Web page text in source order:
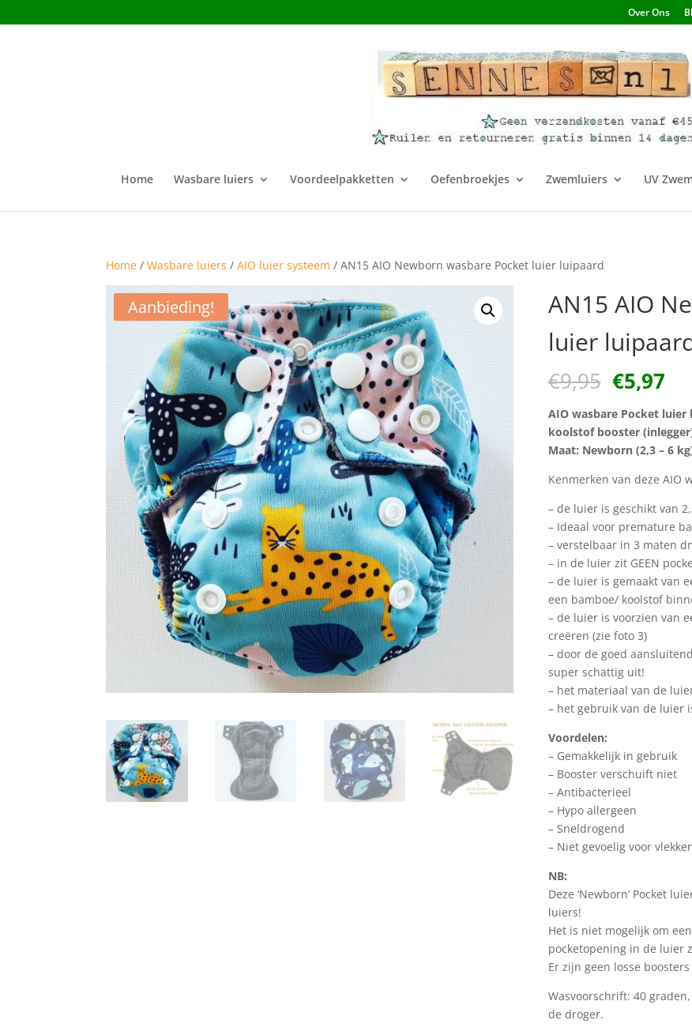
Over Ons
Home Wasbare luiers Voordeelpakketten Oefenbroekjes Zwemluiers UV
Home /Wasbare luiers /AIO luier systeem / AN15 AIO Newborn wasbare Pocket luier luipaard
Aanbieding!
AN15 AIO
luier
€9,95
prijs
was:
€9,95.
€5,97
is:
AIO wasbare Pocket
koolstof booster
Maat: Newborn (2,3 – 6
Kenmerken van deze AIO
– de luier is geschikt van
– Ideaal voor premature
– verstelbaar in 3 maten
– in de luier zit GEEN
– de luier is gemaakt van
een bamboe/ koolstof
– de luier is voorzien van
creëren (zie foto 3)
– door de goed
super schattig uit!
– het materiaal van de
– het gebruik van de luier
Voordelen:
– Gemakkelijk in gebruik
– Booster verschuift niet
– Antibacterieel
– Hypo allergeen
– Sneldrogend
– Niet gevoelig voor
NB:
Deze ‘Newborn’ Pocket
luiers!
Het is niet mogelijk om
pocketopening in de luier
Er zijn geen losse
Wasvoorschrift: 40
de droger.